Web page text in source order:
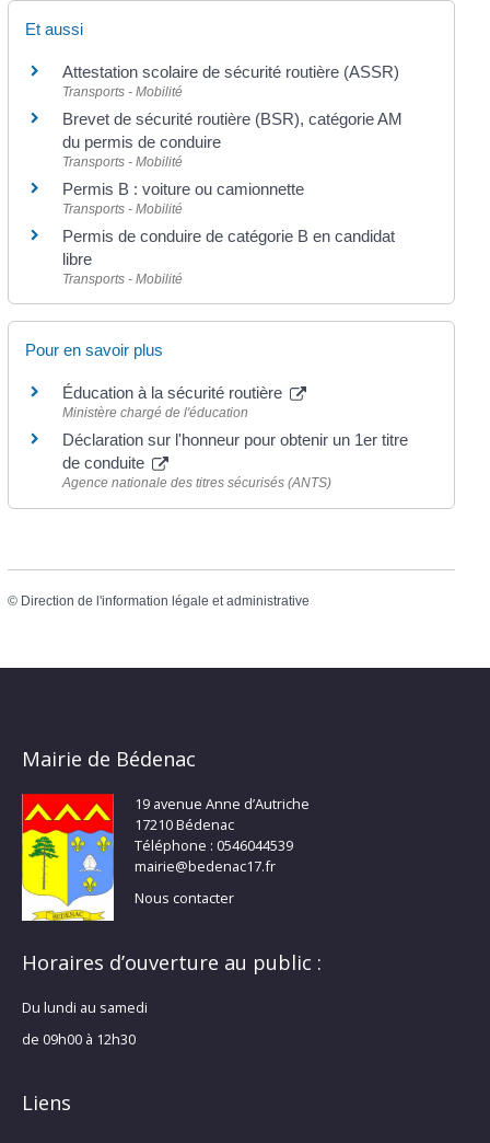
Et aussi
Attestation scolaire de sécurité routière (ASSR)
Transports - Mobilité
Brevet de sécurité routière (BSR), catégorie AM
du permis de conduire
Transports - Mobilité
Permis B : voiture ou camionnette
Transports - Mobilité
Permis de conduire de catégorie B en candidat
libre
Transports - Mobilité
Pour en savoir plus
Éducation à la sécurité routière
Ministère chargé de l'éducation
Déclaration sur l'honneur pour obtenir un 1er titre
de conduite
Agence nationale des titres sécurisés (ANTS)
© Direction de l'information légale et administrative
Mairie de Bédenac
19 avenue Anne d’Autriche
17210 Bédenac
Téléphone : 0546044539
mairie@bedenac17.fr
Nous contacter
Horaires d’ouverture au public :
Du lundi au samedi
de 09h00 à 12h30
Liens